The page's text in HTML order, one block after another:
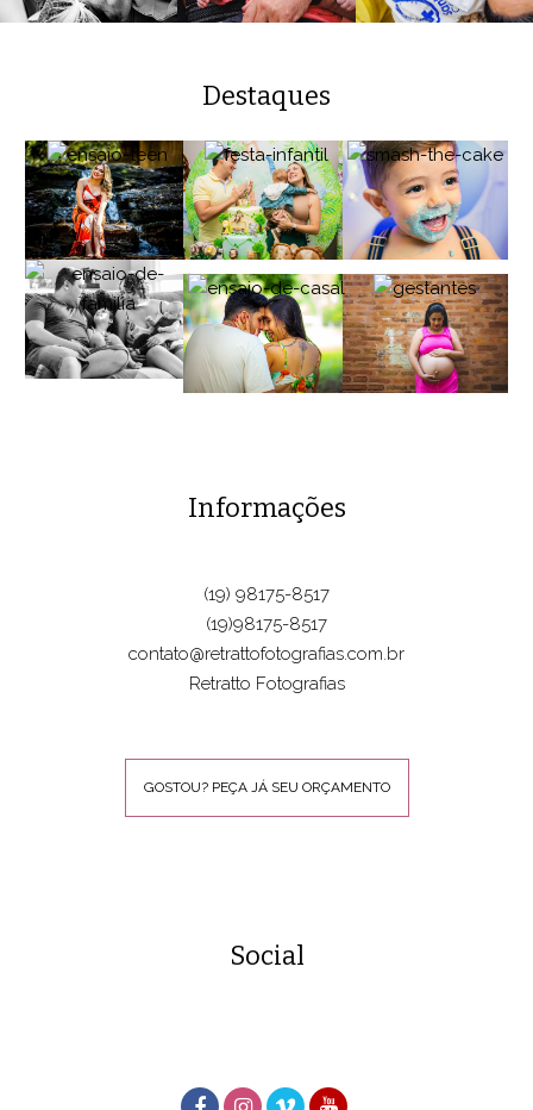
Destaques
Informações
(19) 98175-8517
(19)98175-8517
contato@retrattofotografias.com.br
Retratto Fotografias
GOSTOU? PEÇA JÁ SEU ORÇAMENTO
Social